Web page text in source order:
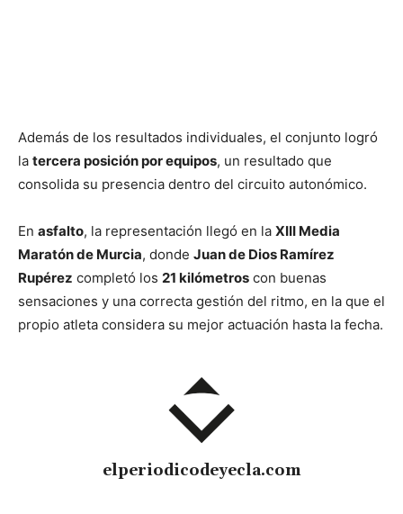
Además de los resultados individuales, el conjunto logró
la tercera posición por equipos, un resultado que
consolida su presencia dentro del circuito autonómico.
En asfalto, la representación llegó en la XIII Media
Maratón de Murcia, donde Juan de Dios Ramírez
Rupérez completó los 21 kilómetros con buenas
sensaciones y una correcta gestión del ritmo, en la que el
propio atleta considera su mejor actuación hasta la fecha.
elperiodicodeyecla.com